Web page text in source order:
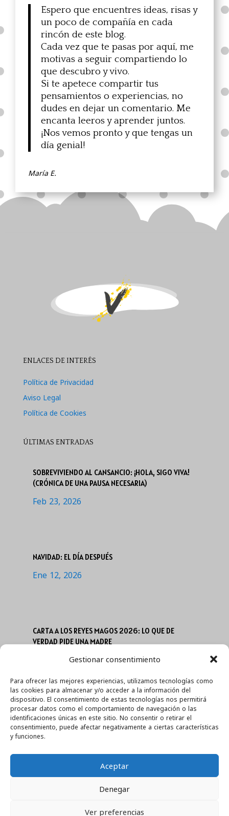
Gestionar consentimiento
Para ofrecer las mejores experiencias, utilizamos tecnologías como
las cookies para almacenar y/o acceder a la información del
dispositivo. El consentimiento de estas tecnologías nos permitirá
procesar datos como el comportamiento de navegación o las
identificaciones únicas en este sitio. No consentir o retirar el
consentimiento, puede afectar negativamente a ciertas características
y funciones.
Aceptar
Denegar
Ver preferencias
Espero que encuentres ideas, risas y
un poco de compañía en cada
rincón de este blog.
Cada vez que te pasas por aquí, me
motivas a seguir compartiendo lo
que descubro y vivo.
Si te apetece compartir tus
pensamientos o experiencias, no
dudes en dejar un comentario. Me
encanta leeros y aprender juntos.
¡Nos vemos pronto y que tengas un
día genial!
María E.
ENLACES DE INTERÉS
Política de Privacidad
Aviso Legal
Política de Cookies
ÚLTIMAS ENTRADAS
SOBREVIVIENDO AL CANSANCIO: ¡HOLA, SIGO VIVA!
(CRÓNICA DE UNA PAUSA NECESARIA)
Feb 23, 2026
NAVIDAD: EL DÍA DESPUÉS
Ene 12, 2026
CARTA A LOS REYES MAGOS 2026: LO QUE DE
VERDAD PIDE UNA MADRE
Ene 3, 2026
INFORMACIÓN
En Calidad De Afiliado De Amazon, Obtengo Ingresos